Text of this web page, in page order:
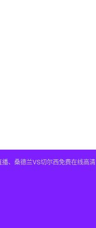
、桑德兰VS切尔西免费在线高清